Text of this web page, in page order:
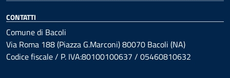
CONTATTI
Comune di Bacoli
Via Roma 188 (Piazza G.Marconi) 80070 Bacoli (NA)
Codice fiscale / P. IVA:80100100637 / 05460810632